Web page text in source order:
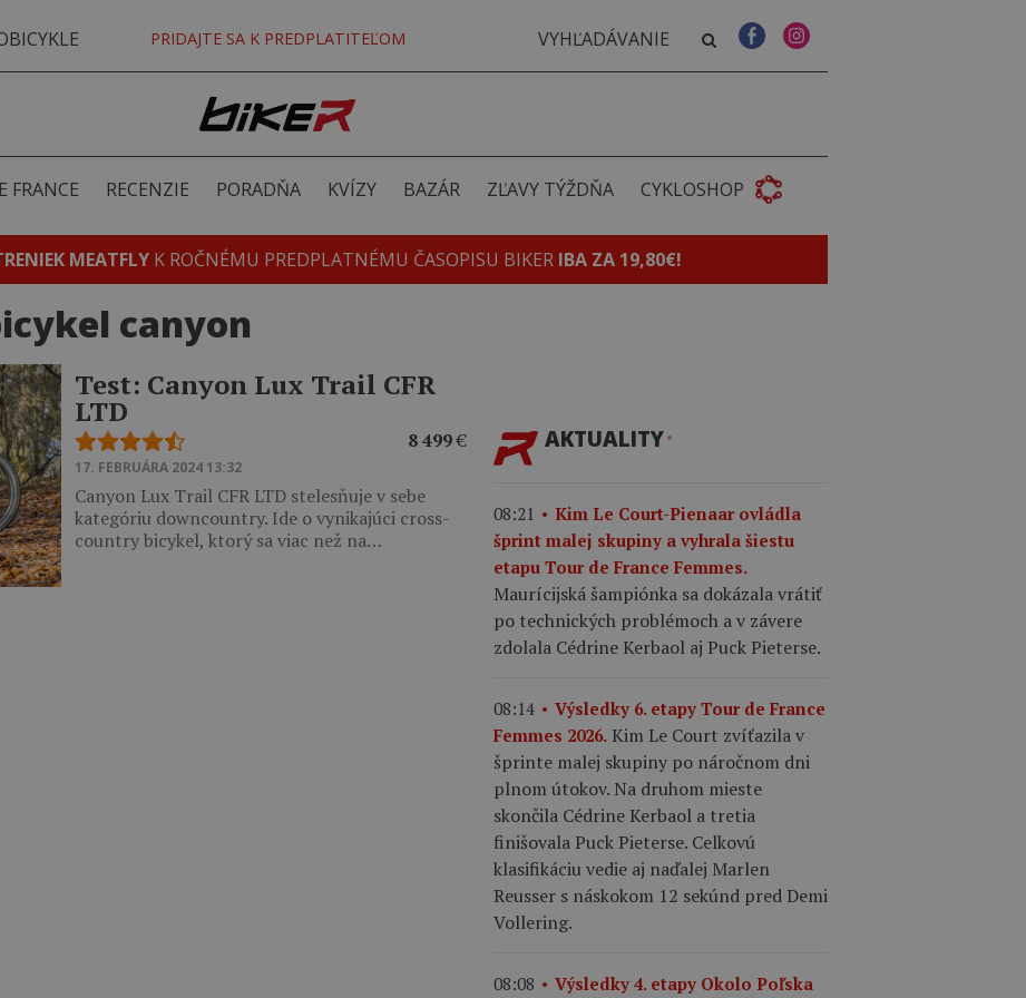
PRIDAJTE SA K PREDPLATITEĽOM
FRANCE RECENZIE PORADŇA KVÍZY BAZÁR ZĽAVY TÝŽDŇA CYKLOSHOP
MEATFLY K ROČNÉMU PREDPLATNÉMU ČASOPISU BIKER IBA ZA 19,80€!
canyon
Test: Canyon Lux Trail CFR
LTD
8 499€
17. FEBRUÁRA 2024 13:32
Canyon Lux Trail CFR LTD stelesňuje v sebe
kategóriu downcountry. Ide o vynikajúci cross-
country bicykel, ktorý sa viac než na…
AKTUALITY
08:21
Kim Le Court-Pienaar ovládla
šprint malej skupiny a vyhrala šiestu
etapu Tour de France Femmes.
Maurícijská šampiónka sa dokázala vrátiť
po technických problémoch a v závere
zdolala Cédrine Kerbaol aj Puck Pieterse.
08:14
Výsledky 6. etapy Tour de France
Femmes 2026. Kim Le Court zvíťazila v
šprinte malej skupiny po náročnom dni
plnom útokov. Na druhom mieste
skončila Cédrine Kerbaol a tretia
finišovala Puck Pieterse. Celkovú
klasifikáciu vedie aj naďalej Marlen
Reusser s náskokom 12 sekúnd pred Demi
Vollering.
08:08
Výsledky 4. etapy Okolo Poľska